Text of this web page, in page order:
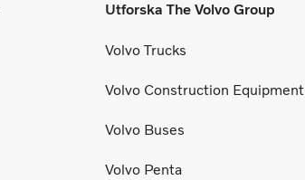
Utforska The Volvo Group
Volvo Trucks
Volvo Construction Equipment
Volvo Buses
Volvo Penta